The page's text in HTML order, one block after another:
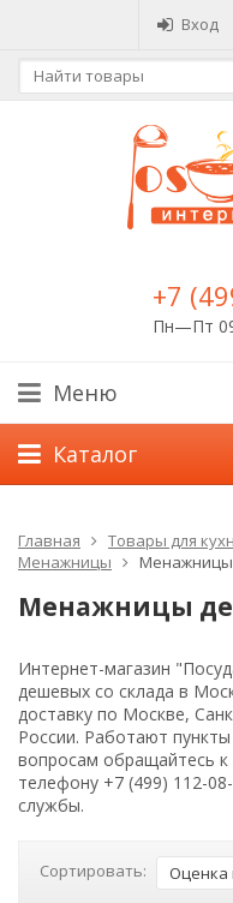
Вход
+7
Пн—Пт
Меню
Каталог
Главная Товары для
Менажницы
Менажницы
Интернет-магазин
дешевых со склада в
доставку по Москве,
России. Работают
вопросам обращайтесь
телефону +7 (499) 112-
службы.
Сортировать: Оценка